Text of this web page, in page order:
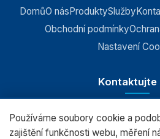
DomůO násProduktySlužby
Obchodní podmínky
Nastavení
Kontaktujte
RADWAG CZ
Používáme soubory cookie a
zajištění funkčnosti webu, měření